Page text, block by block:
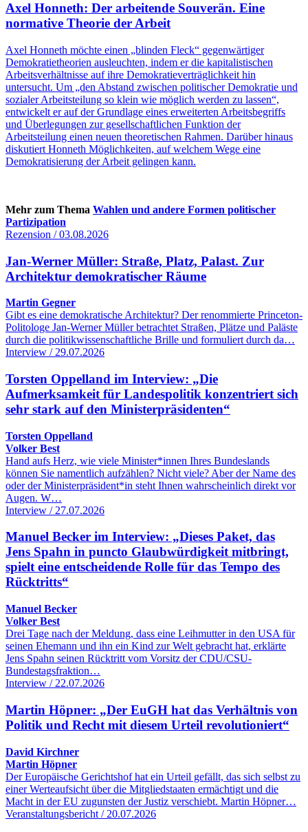
Axel Honneth: Der arbeitende Souverän. Eine
normative Theorie der Arbeit
Axel Honneth möchte einen „blinden Fleck“ gegenwärtiger
Demokratietheorien ausleuchten, indem er die kapitalistischen
Arbeitsverhältnisse auf ihre Demokratieverträglichkeit hin
untersucht. Um „den Abstand zwischen politischer Demokratie und
sozialer Arbeitsteilung so klein wie möglich werden zu lassen“,
entwickelt er auf der Grundlage eines erweiterten Arbeitsbegriffs
und Überlegungen zur gesellschaftlichen Funktion der
Arbeitsteilung einen neuen theoretischen Rahmen. Darüber hinaus
diskutiert Honneth Möglichkeiten, auf welchem Wege eine
Demokratisierung der Arbeit gelingen kann.
Mehr zum Thema Wahlen und andere Formen politischer
Partizipation
Rezension / 03.08.2026
Jan-Werner Müller: Straße, Platz, Palast. Zur
Architektur demokratischer Räume
Martin Gegner
Gibt es eine demokratische Architektur? Der renommierte Princeton-
Politologe Jan-Werner Müller betrachtet Straßen, Plätze und Paläste
durch die politikwissenschaftliche Brille und formuliert durch da…
Interview / 29.07.2026
Torsten Oppelland im Interview: „Die
Aufmerksamkeit für Landespolitik konzentriert sich
sehr stark auf den Ministerpräsidenten“
Torsten Oppelland
Volker Best
Hand aufs Herz, wie viele Minister*innen Ihres Bundeslands
können Sie namentlich aufzählen? Nicht viele? Aber der Name des
oder der Ministerpräsident*in steht Ihnen wahrscheinlich direkt vor
Augen. W…
Interview / 27.07.2026
Manuel Becker im Interview: „Dieses Paket, das
Jens Spahn in puncto Glaubwürdigkeit mitbringt,
spielt eine entscheidende Rolle für das Tempo des
Rücktritts“
Manuel Becker
Volker Best
Drei Tage nach der Meldung, dass eine Leihmutter in den USA für
seinen Ehemann und ihn ein Kind zur Welt gebracht hat, erklärte
Jens Spahn seinen Rücktritt vom Vorsitz der CDU/CSU-
Bundestagsfraktion…
Interview / 22.07.2026
Martin Höpner: „Der EuGH hat das Verhältnis von
Politik und Recht mit diesem Urteil revolutioniert“
David Kirchner
Martin Höpner
Der Europäische Gerichtshof hat ein Urteil gefällt, das sich selbst zu
einer Werteaufsicht über die Mitgliedstaaten ermächtigt und die
Macht in der EU zugunsten der Justiz verschiebt. Martin Höpner…
Veranstaltungsbericht / 20.07.2026